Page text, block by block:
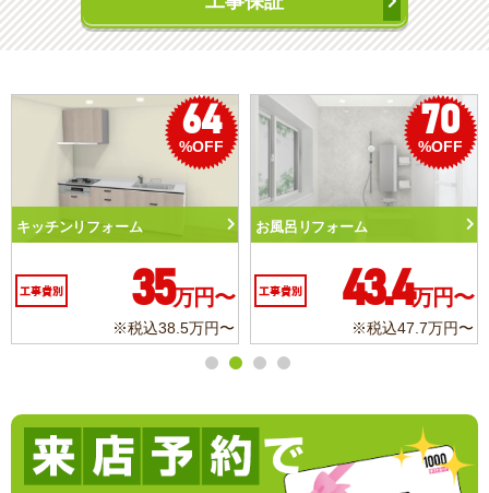
〜
50
%OFF
トイレリフォーム
10.3万円〜
※税込11.3万円〜
洗面化粧台リフォーム
工事費別 6.2万
※税込6.8